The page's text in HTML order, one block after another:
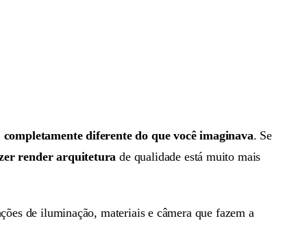
diferente do que você imaginava. Se
render arquitetura de qualidade está muito mais
de iluminação, materiais e câmera que fazem a